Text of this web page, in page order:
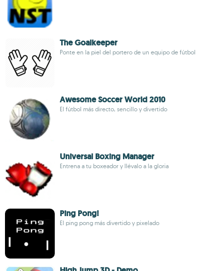
The Goalkeeper
Ponte en la piel del portero de un equipo de fútbol
Awesome Soccer World 2010
El fútbol más directo, sencillo y divertido
Universal Boxing Manager
Entrena a tu boxeador y llévalo a la gloria
Ping Pong!
El ping pong más divertido y pixelado